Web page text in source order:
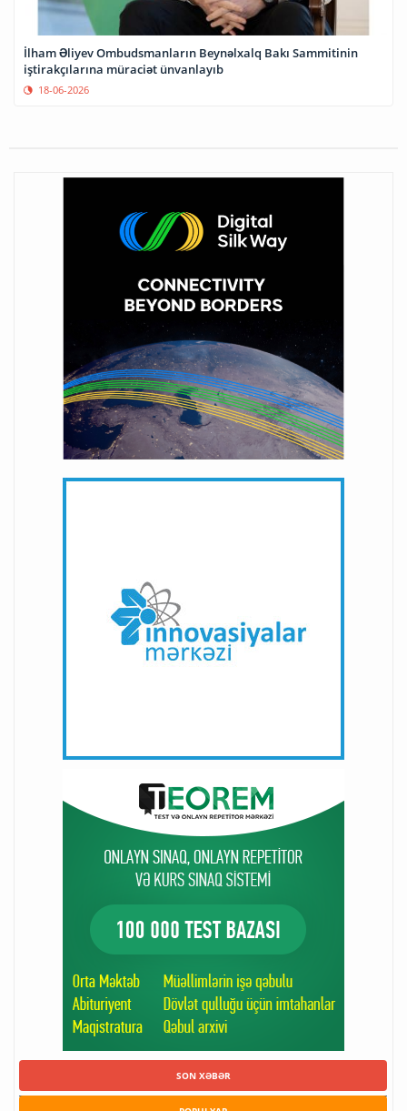
İlham Əliyev Ombudsmanların Beynəlxalq Bakı Sammitinin
iştirakçılarına müraciət ünvanlayıb
18-06-2026
SON XƏBƏR